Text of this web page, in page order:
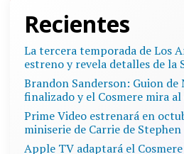
Recientes
La tercera temporada de Los
estreno y revela detalles de la
Brandon Sanderson: Guion de
finalizado y el Cosmere mira al
Prime Video estrenará en
miniserie de Carrie de
Apple TV adaptará el